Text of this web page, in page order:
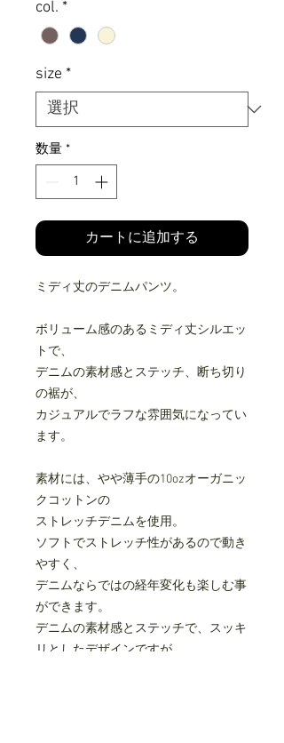
col. *
size *
数量 *
カートに追加する
ミディ丈のデニムパンツ。
ボリューム感のあるミディ丈シルエッ
トで、
デニムの素材感とステッチ、断ち切り
の裾が、
カジュアルでラフな雰囲気になってい
ます。
素材には、やや薄手の10ozオーガニッ
クコットンの
ストレッチデニムを使用。
ソフトでストレッチ性があるので動き
やすく、
デニムならではの経年変化も楽しむ事
ができます。
デニムの素材感とステッチで、スッキ
リとしたデザインですが、